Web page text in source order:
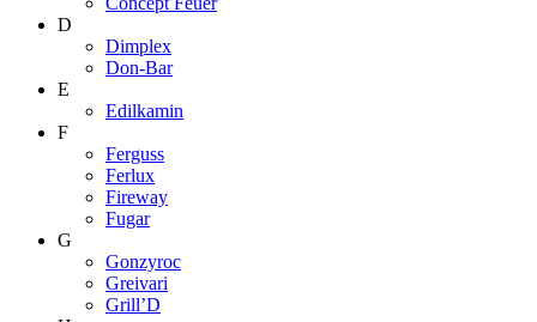
D
Dimplex
Don-Bar
E
Edilkamin
F
Ferguss
Ferlux
Fireway
Fugar
G
Gonzyroc
Greivari
Grill’D